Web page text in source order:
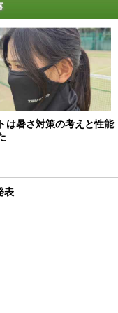
は暑さ対策の考えと性能
表